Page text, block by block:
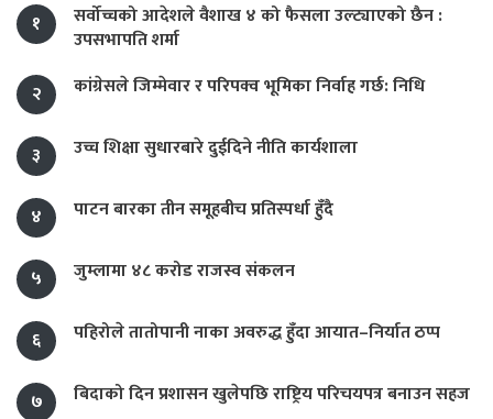
१
सर्वोच्चको आदेशले वैशाख ४ को फैसला उल्ट्याएको छैन :
उपसभापति शर्मा
२
कांग्रेसले जिम्मेवार र परिपक्व भूमिका निर्वाह गर्छ: निधि
३ उच्च शिक्षा सुधारबारे दुईदिने नीति कार्यशाला
४ पाटन बारका तीन समूहबीच प्रतिस्पर्धा हुँदै
५ जुम्लामा ४८ करोड राजस्व संकलन
६ पहिरोले तातोपानी नाका अवरुद्ध हुँदा आयात–निर्यात ठप्प
७ बिदाको दिन प्रशासन खुलेपछि राष्ट्रिय परिचयपत्र बनाउन सहज